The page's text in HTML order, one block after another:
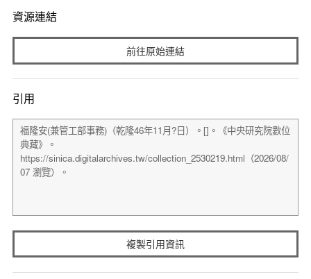
資源連結
前往原始連結
引用
複製引用資訊